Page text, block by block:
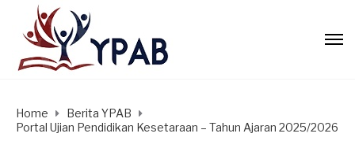
Home
Berita YPAB
Portal Ujian Pendidikan Kesetaraan – Tahun Ajaran 2025/2026